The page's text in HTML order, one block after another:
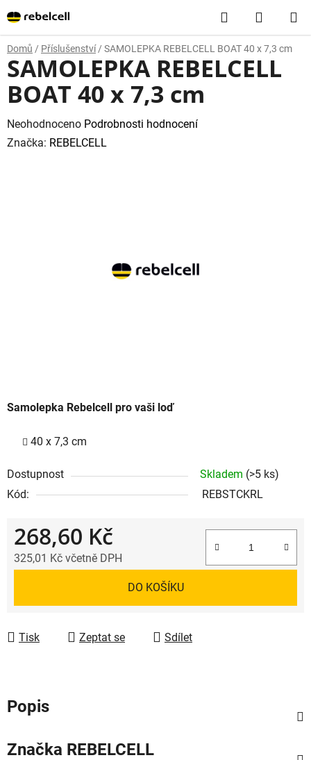
na
obsah
Hledat
KOŠÍK
Domů / Příslušenství / SAMOLEPKA REBELCELL BOAT 40 x 7,3 cm
Samolepka Rebelcell pro vaši loď
40 x 7,3 cm
Dostupnost Skladem (>5 ks)
Kód:
REBSTCKRL
268,60 Kč
325,01 Kč včetně DPH
DO KOŠÍKU
Tisk Zeptat se Sdílet
SAMOLEPKA REBELCELL
BOAT 40 x 7,3 cm
Průměrné
hodnocení
Neohodnoceno Podrobnosti hodnocení
Značka: REBELCELL
Popis
Značka REBELCELL